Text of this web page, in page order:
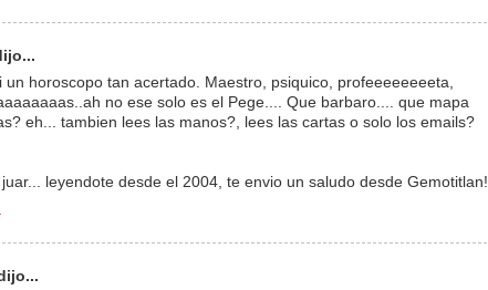
un horoscopo tan acertado. Maestro, psiquico, profeeeeeeeeta,
no ese solo es el Pege.... Que barbaro.... que mapa
eh... tambien lees las manos?, lees las cartas o solo los emails?
leyendote desde el 2004, te envio un saludo desde Gemotitlan!